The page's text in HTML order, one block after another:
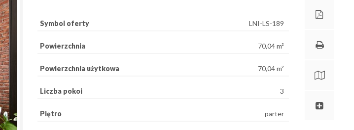
Symbol oferty LNI-LS-189
Powierzchnia 70,04 m²
Powierzchnia użytkowa 70,04 m²
Liczba pokoi 3
Piętro parter